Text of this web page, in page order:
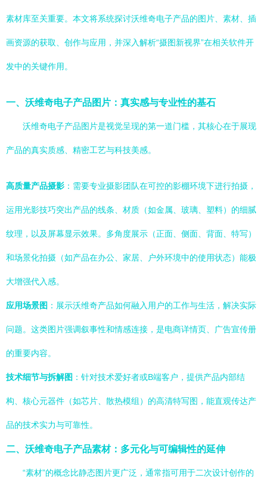
素材库至关重要。本文将系统探讨沃维奇电子产品的图片、素材、插
画资源的获取、创作与应用，并深入解析“摄图新视界”在相关软件开
发中的关键作用。
一、沃维奇电子产品图片：真实感与专业性的基石
沃维奇电子产品图片是视觉呈现的第一道门槛，其核心在于展现
产品的真实质感、精密工艺与科技美感。
高质量产品摄影 ：需要专业摄影团队在可控的影棚环境下进行拍摄，
运用光影技巧突出产品的线条、材质（如金属、玻璃、塑料）的细腻
纹理，以及屏幕显示效果。多角度展示（正面、侧面、背面、特写）
和场景化拍摄（如产品在办公、家居、户外环境中的使用状态）能极
大增强代入感。
应用场景图 ：展示沃维奇产品如何融入用户的工作与生活，解决实际
问题。这类图片强调叙事性和情感连接，是电商详情页、广告宣传册
的重要内容。
技术细节与拆解图 ：针对技术爱好者或B端客户，提供产品内部结
构、核心元器件（如芯片、散热模组）的高清特写图，能直观传达产
品的技术实力与可靠性。
二、沃维奇电子产品素材：多元化与可编辑性的延伸
“素材”的概念比静态图片更广泛，通常指可用于二次设计创作的